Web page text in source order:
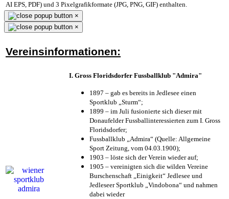
AI EPS, PDF) und 3 Pixelgrafikformate (JPG, PNG, GIF) enthalten.
×
×
Vereinsinformationen:
I. Gross Floridsdorfer Fussballklub "Admira"
1897 – gab es bereits in Jedlesee einen
Sportklub „Sturm“;
1899 – im Juli fusionierte sich dieser mit
Donaufelder Fussballinteressierten zum I. Gross
Floridsdorfer;
Fussballklub „Admira“ (Quelle: Allgemeine
Sport Zeitung, vom 04.03.1900);
1903 – löste sich der Verein wieder auf;
1905 – vereinigten sich die wilden Vereine
Burschenschaft „Einigkeit“ Jedlesee und
Jedleseer Sportklub „Vindobona“ und nahmen
dabei wieder